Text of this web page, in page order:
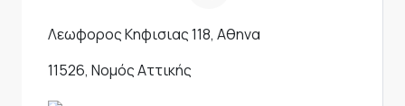
Λεωφορος Κηφισιας 118, Αθηνα
11526, Νομός Αττικής